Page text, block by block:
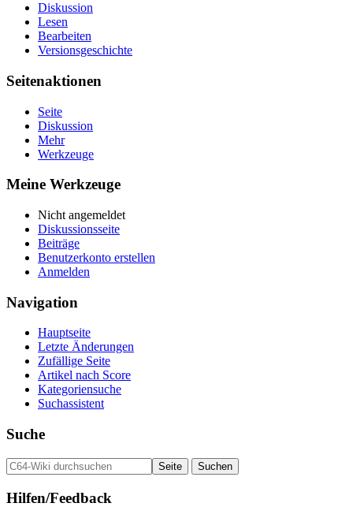
Diskussion
Lesen
Bearbeiten
Versionsgeschichte
Seitenaktionen
Seite
Diskussion
Mehr
Werkzeuge
Meine Werkzeuge
Nicht angemeldet
Diskussionsseite
Beiträge
Benutzerkonto erstellen
Anmelden
Navigation
Hauptseite
Letzte Änderungen
Zufällige Seite
Artikel nach Score
Kategoriensuche
Suchassistent
Suche
Hilfen/Feedback